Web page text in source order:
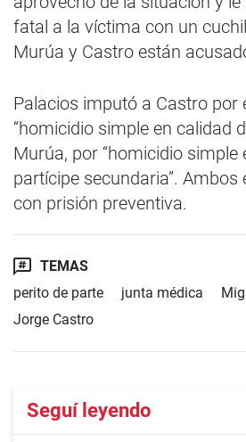
fatal a la víctima con un
Murúa y Castro están
Palacios imputó a Castro por
“homicidio simple en calidad
Murúa, por “homicidio simple
partícipe secundaria”. Ambos
con prisión preventiva.
TEMAS
perito de parte
junta médica
Jorge Castro
Seguí leyendo